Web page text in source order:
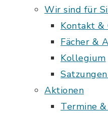
Wir sind für
Kontakt &
Fächer &
Kollegium
Aktionen
Termine